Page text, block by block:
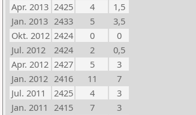
Apr. 2013 2425 4
1,5
Jan. 2013 2433 5
3,5
Okt. 2012 2424 0
0
Jul. 2012
2424 2
0,5
Apr. 2012 2427 5
3
Jan. 2012 2416 11
7
Jul. 2011
2425 4
3
Jan. 2011 2415 7
3